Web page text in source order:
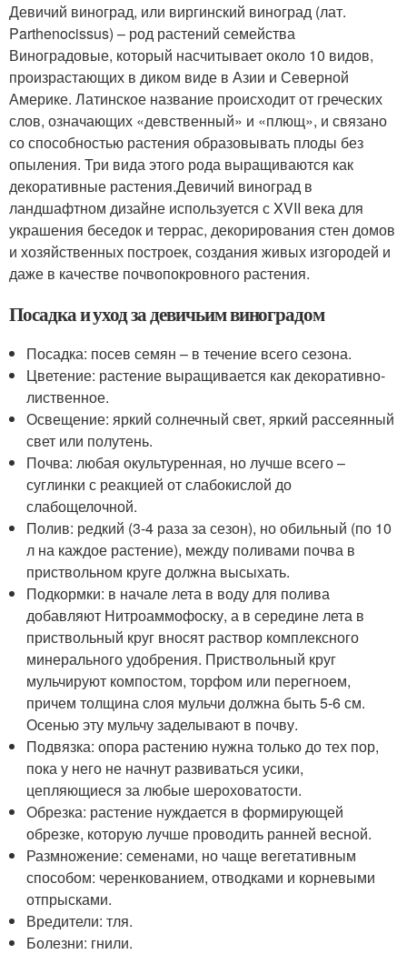
Девичий виноград, или виргинский виноград (лат.
Parthenocissus) – род растений семейства
Виноградовые, который насчитывает около 10 видов,
произрастающих в диком виде в Азии и Северной
Америке. Латинское название происходит от греческих
слов, означающих «девственный» и «плющ», и связано
со способностью растения образовывать плоды без
опыления. Три вида этого рода выращиваются как
декоративные растения.Девичий виноград в
ландшафтном дизайне используется с XVII века для
украшения беседок и террас, декорирования стен домов
и хозяйственных построек, создания живых изгородей и
даже в качестве почвопокровного растения.
Посадка и уход за девичьим виноградом
Посадка: посев семян – в течение всего сезона.
Цветение: растение выращивается как декоративно-
лиственное.
Освещение: яркий солнечный свет, яркий рассеянный
свет или полутень.
Почва: любая окультуренная, но лучше всего –
суглинки с реакцией от слабокислой до
слабощелочной.
Полив: редкий (3-4 раза за сезон), но обильный (по 10
л на каждое растение), между поливами почва в
приствольном круге должна высыхать.
Подкормки: в начале лета в воду для полива
добавляют Нитроаммофоску, а в середине лета в
приствольный круг вносят раствор комплексного
минерального удобрения. Приствольный круг
мульчируют компостом, торфом или перегноем,
причем толщина слоя мульчи должна быть 5-6 см.
Осенью эту мульчу заделывают в почву.
Подвязка: опора растению нужна только до тех пор,
пока у него не начнут развиваться усики,
цепляющиеся за любые шероховатости.
Обрезка: растение нуждается в формирующей
обрезке, которую лучше проводить ранней весной.
Размножение: семенами, но чаще вегетативным
способом: черенкованием, отводками и корневыми
отпрысками.
Вредители: тля.
Болезни: гнили.